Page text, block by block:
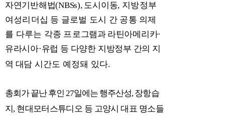
자연기반해법(NBSs), 도시이동, 지방정부
여성리더십 등 글로벌 도시 간 공통 의제
를 다루는 각종 프로그램과 라틴아메리카·
유라시아·유럽 등 다양한 지방정부 간의 지
역 대담 시간도 예정돼 있다.
총회가 끝난 후인 27일에는 행주산성,장항습
지, 현대모터 스튜디오 등 고양시 대표 명소들